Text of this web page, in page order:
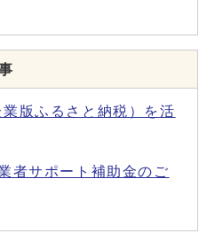
版ふるさと納税）を活
者サポート補助金のご